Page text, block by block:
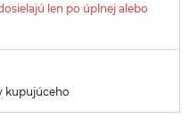
len po úplnej alebo
kupujúceho